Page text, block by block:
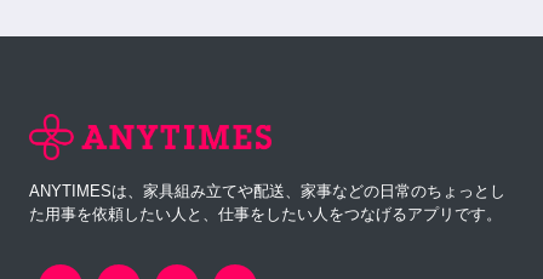
ANYTIMESは、家具組み立てや配送、家事などの日常のちょっとし
た用事を依頼したい人と、仕事をしたい人をつなげるアプリです。